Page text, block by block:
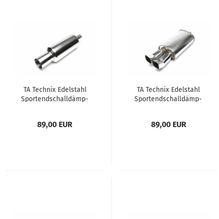
TA Tech­nix Edel­stahl
Sportend­schall­dämp­
89,00 EUR
TA Tech­nix Edel­stahl
Sportend­schall­dämp­
89,00 EUR